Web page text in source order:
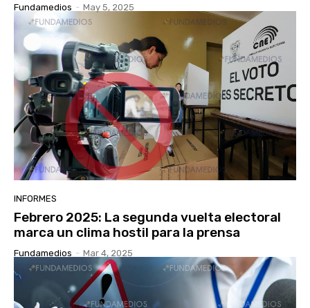
Fundamedios - May 5, 2025
INFORMES
Febrero 2025: La segunda vuelta electoral
marca un clima hostil para la prensa
Fundamedios - Mar 4, 2025